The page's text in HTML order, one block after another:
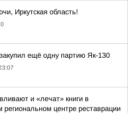
Иркутская область!
ещё одну партию Як-130
и «лечат» книги в
региональном центре реставрации